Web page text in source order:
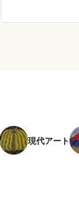
現代アート